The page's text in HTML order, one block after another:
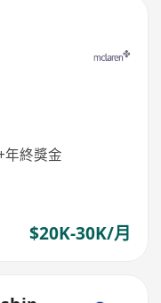
年終獎金
$20K-30K/月